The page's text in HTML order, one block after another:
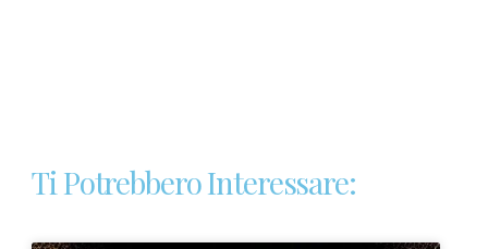
Ti Potrebbero Interessare: